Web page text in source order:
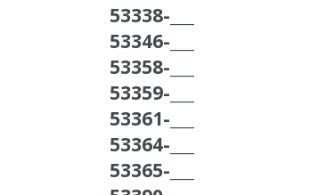
53338-___
53346-___
53358-___
53359-___
53361-___
53364-___
53365-___